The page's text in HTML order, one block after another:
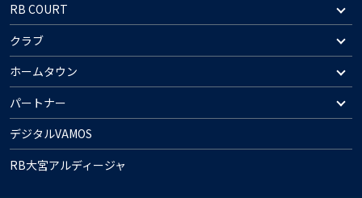
RB COURT
クラブ
ホームタウン
パートナー
デジタルVAMOS
RB大宮アルディージャ